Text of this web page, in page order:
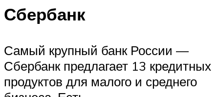
Сбербанк
Самый крупный банк России —
Сбербанк предлагает 13 кредитных
продуктов для малого и среднего